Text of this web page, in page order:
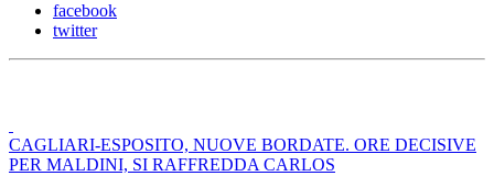
facebook
twitter
CAGLIARI-ESPOSITO, NUOVE BORDATE. ORE DECISIVE
PER MALDINI, SI RAFFREDDA CARLOS